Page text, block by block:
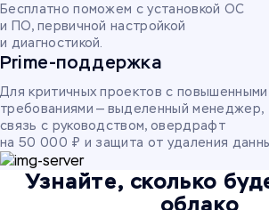
Бесплатно поможем с установкой ОС
и ПО, первичной настройкой
и диагностикой.
Prime-поддержка
Для критичных проектов с повышенными
требованиями — выделенный менеджер,
связь с руководством, овердрафт
на 50 000 ₽ и защита от удаления
Узнайте, сколько
облако